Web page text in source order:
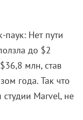
Нет пути
до $2
млн, став
года. Так что
Marvel, не